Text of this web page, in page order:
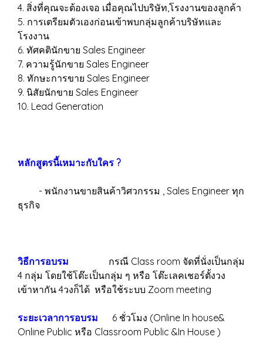
4. สิ่งที่คุณจะต้องเจอ เมื่อคุณไปบริษัท,โรงงานของลูกค้า
5. การเตรียมตัวเองก่อนเข้าพบกลุ่มลูกค้าบริษัทและ
โรงงาน
6. ทัศคตินักขาย Sales Engineer
7. ความรู้นักขาย Sales Engineer
8. ทักษะการขาย Sales Engineer
9. นิสัยนักขาย Sales Engineer
10. Lead Generation
หลักสูตรนี้เหมาะกับใคร ?
- พนักงานขายสินค้าวิศวกรรม , Sales Engineer ทุก
ธุรกิจ
วิธีการอบรม กรณี Class room จัดที่นั่งเป็นกลุ่ม
4 กลุ่ม โดยใช้โต๊ะเป็นกลุ่ม ๆ หรือ โต๊ะเลคเชอร์ตั้งวง
เข้าหากัน 4วงก็ได้ หรือใช้ระบบ Zoom meeting
ระยะเวลาการอบรม 6 ชั่วโมง (Online In house&
Online Public หรือ Classroom Public &In House )